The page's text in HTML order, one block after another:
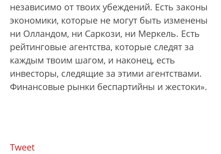
независимо от твоих убеждений. Есть законы
экономики, которые не могут быть изменены
ни Олландом, ни Саркози, ни Меркель. Есть
рейтинговые агентства, которые следят за
каждым твоим шагом, и наконец, есть
инвесторы, следящие за этими агентствами.
Финансовые рынки беспартийны и жестоки».
Tweet